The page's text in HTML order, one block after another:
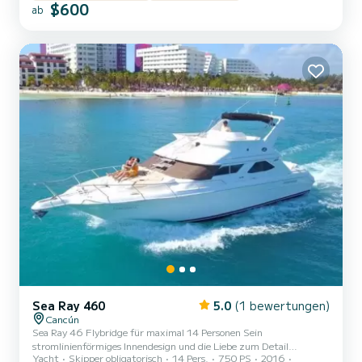
klimatisierte Innenraum verfügt über einen großen Salon, zwei
Kabinen und ein hochmodernes Audio- und Videosystem. Während
ab $600
Sea Ray 460 5.0 (1 bewertungen)
Cancún
Sea Ray 46 Flybridge für maximal 14 Personen Sein
stromlinienförmiges Innendesign und die Liebe zum Detail
zeichnen es sofort aus. Die Passagiere dieser Express Bridge können
Yacht Skipper obligatorisch 14 Pers. 750 PS
2016